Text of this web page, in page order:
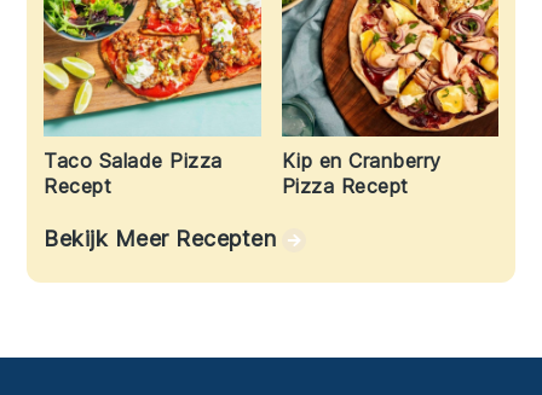
Bekijk Meer Recepten
Taco Salade Pizza
Recept
Kip en Cranberry
Pizza Recept